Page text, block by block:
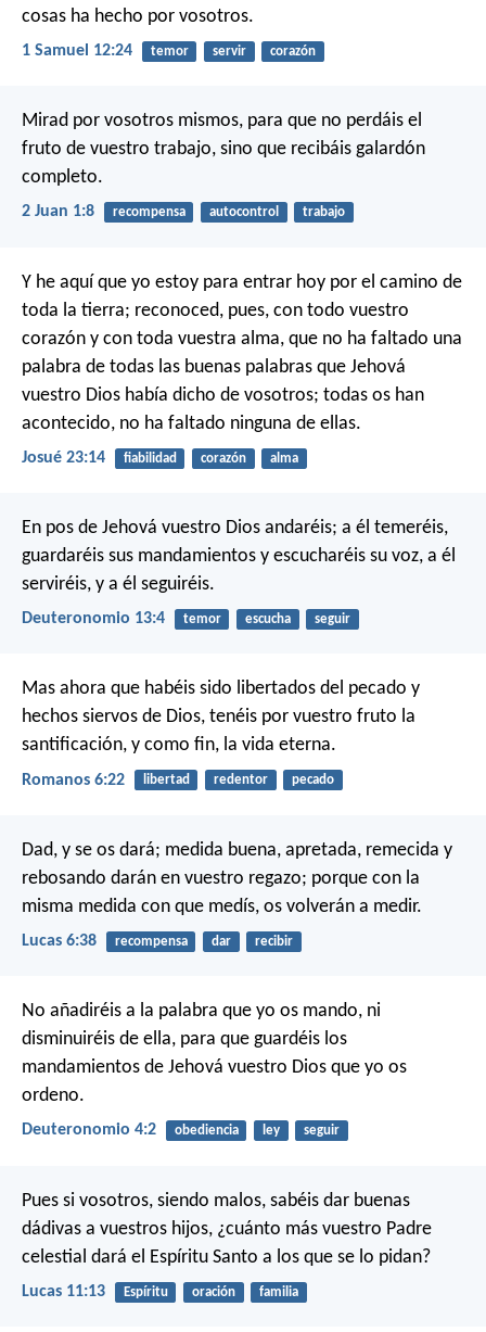
cosas ha hecho por vosotros.
1 Samuel 12:24 temor servir corazón
Mirad por vosotros mismos, para que no perdáis el
fruto de vuestro trabajo, sino que recibáis galardón
completo.
2 Juan 1:8 recompensa autocontrol trabajo
Y he aquí que yo estoy para entrar hoy por el camino de
toda la tierra; reconoced, pues, con todo vuestro
corazón y con toda vuestra alma, que no ha faltado una
palabra de todas las buenas palabras que Jehová
vuestro Dios había dicho de vosotros; todas os han
acontecido, no ha faltado ninguna de ellas.
Josué 23:14 fiabilidad corazón alma
En pos de Jehová vuestro Dios andaréis; a él temeréis,
guardaréis sus mandamientos y escucharéis su voz, a él
serviréis, y a él seguiréis.
Deuteronomio 13:4 temor escucha seguir
Mas ahora que habéis sido libertados del pecado y
hechos siervos de Dios, tenéis por vuestro fruto la
santificación, y como fin, la vida eterna.
Romanos 6:22 libertad redentor pecado
Dad, y se os dará; medida buena, apretada, remecida y
rebosando darán en vuestro regazo; porque con la
misma medida con que medís, os volverán a medir.
Lucas 6:38 recompensa dar recibir
No añadiréis a la palabra que yo os mando, ni
disminuiréis de ella, para que guardéis los
mandamientos de Jehová vuestro Dios que yo os
ordeno.
Deuteronomio 4:2 obediencia ley seguir
Pues si vosotros, siendo malos, sabéis dar buenas
dádivas a vuestros hijos, ¿cuánto más vuestro Padre
celestial dará el Espíritu Santo a los que se lo pidan?
Lucas 11:13 Espíritu oración familia